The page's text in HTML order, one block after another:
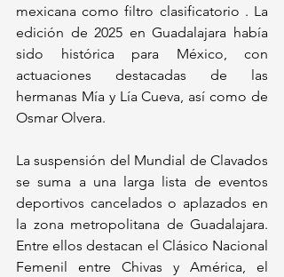
mexicana como filtro clasificatorio . La
edición de 2025 en Guadalajara había
sido histórica para México, con
actuaciones destacadas de las
hermanas Mía y Lía Cueva, así como de
Osmar Olvera.
La suspensión del Mundial de Clavados
se suma a una larga lista de eventos
deportivos cancelados o aplazados en
la zona metropolitana de Guadalajara.
Entre ellos destacan el Clásico Nacional
Femenil entre Chivas y América, el